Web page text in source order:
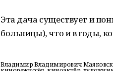
Эта дача существует и
больницы), что и в годы,
Владимир Владимирович